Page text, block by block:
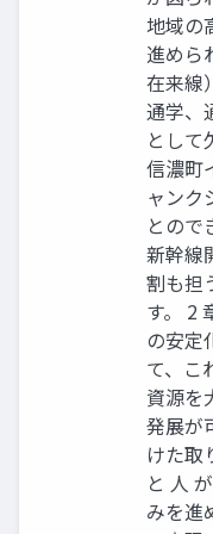
地域の
進めら
在来線
通学、
として
信濃町
ャンク
とので
新幹線
割も担
す。 2
の安定
て、こ
資源を
発展が
けた取
と 人
みを進